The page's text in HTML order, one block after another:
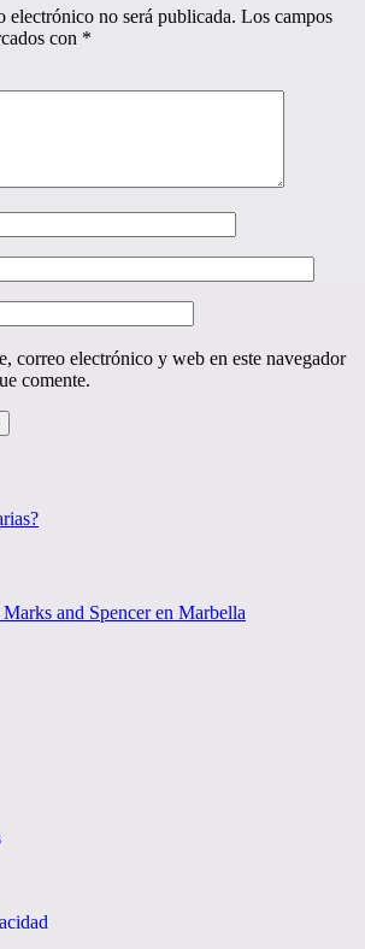
electrónico no será publicada. Los campos
con *
correo electrónico y web en este navegador
comente.
and Spencer en Marbella